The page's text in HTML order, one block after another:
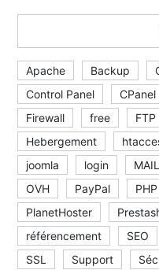
Apache Backup
Control Panel
CPanel
Firewall
free FTP
Hebergement
joomla
login MAIL
OVH
PayPal PHP
PlanetHoster
référencement
SEO
SSL
Support